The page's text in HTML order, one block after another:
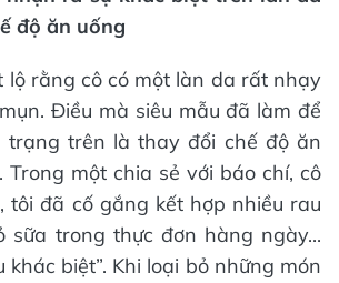
độ ăn uống
Điều mà siêu mẫu đã làm để
trạng trên là thay đổi chế độ ăn
Trong một chia sẻ với báo chí, cô
tôi đã cố gắng kết hợp nhiều rau
sữa trong thực đơn hàng ngày...
biệt”. Khi loại bỏ những món